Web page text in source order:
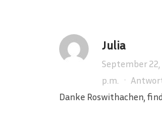
Julia
September 22,
p.m. ·
Danke Roswithachen,